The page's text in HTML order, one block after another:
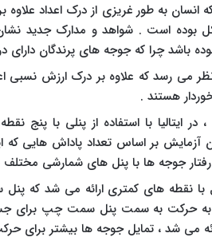
که انسان به طور غریزی از درک اعداد
بوده است . شواهد و مدارک جدید
باشد چرا که جوجه های پرندگان
می رسد که علاوه بر درک ارزش نسبی
هستند .
در ایتالیا با استفاده از پنلی با پنج
بر اساس تعداد پاداش هایی که
جوجه ها با پنل های شمارشی مختلف
با نقطه های کمتری ارائه می شد که
به حرکت به سمت پنل سمت چپ برای
می شد ، تمایل جوجه ها بیشتر